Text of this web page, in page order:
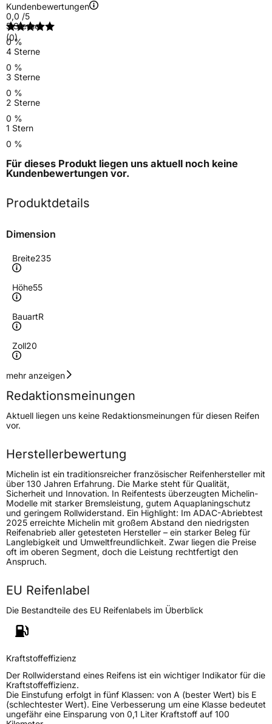
Kundenbewertungen
0,0 /5
(0)
5 Sterne
0 %
4 Sterne
0 %
3 Sterne
0 %
2 Sterne
0 %
1 Stern
0 %
Für dieses Produkt liegen uns aktuell noch keine
Kundenbewertungen vor.
Produktdetails
Dimension
Breite235
Höhe55
BauartR
Zoll20
Geschwindigkeitsindex
Höchstgeschwindigkeit
210 km/h
Lastindex105
Höchstlast925 kg
Generelle Merkmale
FahrzeugtypSUV
VerwendungWinterreifen
ModellnameX Ice Snow SUV
Fahrzeugart PKW & SUV
Weitere Eigenschaften
SchlauchtypTL
M+SJa
VerstärktXL
mehr anzeigen
Redaktionsmeinungen
Aktuell liegen uns keine Redaktionsmeinungen für diesen Reifen
vor.
Herstellerbewertung
Michelin ist ein traditionsreicher französischer Reifenhersteller mit
über 130 Jahren Erfahrung. Die Marke steht für Qualität,
Sicherheit und Innovation. In Reifentests überzeugten Michelin-
Modelle mit starker Bremsleistung, gutem Aquaplaningschutz
und geringem Rollwiderstand. Ein Highlight: Im ADAC-Abriebtest
2025 erreichte Michelin mit großem Abstand den niedrigsten
Reifenabrieb aller getesteten Hersteller – ein starker Beleg für
Langlebigkeit und Umweltfreundlichkeit. Zwar liegen die Preise
oft im oberen Segment, doch die Leistung rechtfertigt den
Anspruch.
EU Reifenlabel
Die Bestandteile des EU Reifenlabels im Überblick
Kraftstoffeffizienz
Der Rollwiderstand eines Reifens ist ein wichtiger Indikator für die
Kraftstoffeffizienz.
Die Einstufung erfolgt in fünf Klassen: von A (bester Wert) bis E
(schlechtester Wert). Eine Verbesserung um eine Klasse bedeutet
ungefähr eine Einsparung von 0,1 Liter Kraftstoff auf 100